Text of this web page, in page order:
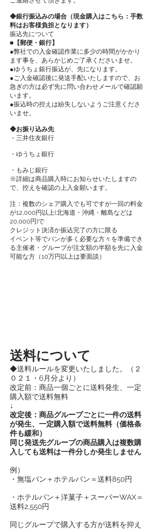
◆銀行振込みの場合（現金購入はこちら：手数
料はお客様負担となります）
振込先について
■【郵便・銀行】
●弊社での入金確認作業に多少の時間がかかり
ます事を、あらかじめご了承くださいませ。
●ゆうちょ銀行振込が、先になります。
●ご入金確認後に発送手配いたしますので、お
急ぎの方は必ず先に問い合わせメールで確認願
います。
●振込時の控えは紛失しないようご注意くださ
いませ。
◆お振り込み先
・三井住友銀行
・ゆうちょ銀行
・もみじ銀行
※詳細は商品購入時にお知らせいたしますの
で、控えを確認の上入金願います。
​注：複数のシェア購入でも可ですが一回の料金
が12,000円以上(北海道・沖縄・離島などは
20,000円)で
クレジット決済か振込完了の方に限る
イベント等でパンが多く必要な方々を準備でき
る主催者・グループが注文額の半額を先に入金
可能な方（10万円以上は要面談）
送料について
◆送料ルールを変更いたしました。（２
０２１・6月分より）
改定前：商品一個ごとに送料発生、一定
購入額で送料無料
↓
改定後：商品グループごとに一件の送料
が発生、一定購入額で送料無料（価格条
件も緩和）
​同じ発送先グループの商品購入は複数購
入しても送料は一件分しか発生しません
例）
・無塩パン＋ホテルパン＝送料850円
・ホテルパン＋洋菓子＋スーパーWAX＝
送料2,550円
​同じグループで購入する方が送料を抑え